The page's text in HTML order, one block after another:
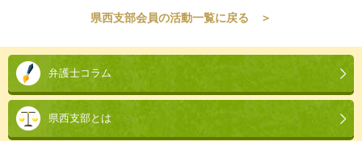
県西支部会員の活動一覧に戻る ＞
本
こ
こ
弁護士コラム
県西支部とは